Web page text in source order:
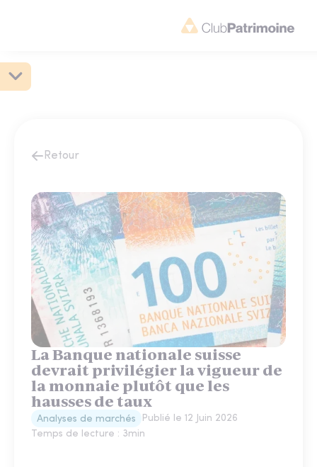
Retour
La Banque nationale suisse
devrait privilégier la vigueur de
la monnaie plutôt que les
hausses de taux
Analyses de marchés Publié le 12 Juin 2026
Temps de lecture : 3min